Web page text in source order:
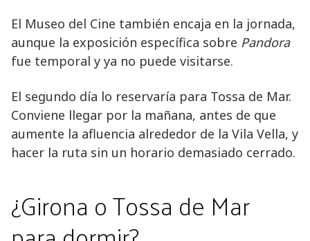
El Museo del Cine también encaja en la jornada,
aunque la exposición específica sobre Pandora
fue temporal y ya no puede visitarse.
El segundo día lo reservaría para Tossa de Mar.
Conviene llegar por la mañana, antes de que
aumente la afluencia alrededor de la Vila Vella, y
hacer la ruta sin un horario demasiado cerrado.
¿Girona o Tossa de Mar